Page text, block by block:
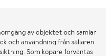
av objektet och samlar
och användning från säljaren.
Som köpare förväntas